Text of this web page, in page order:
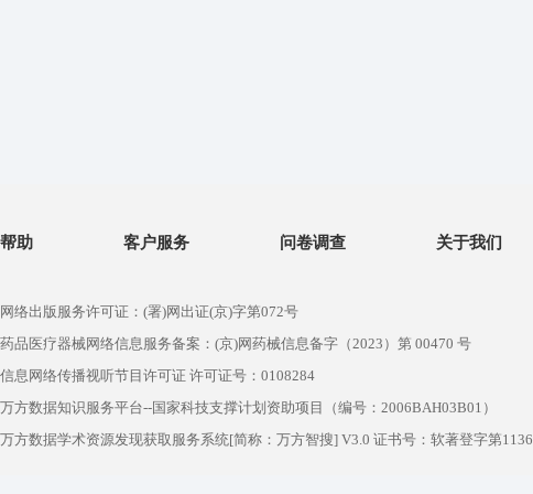
帮助 客户服务 问卷调查 关于我们
网络出版服务许可证：(署)网出证(京)字第072号
药品医疗器械网络信息服务备案：(京)网药械信息备字（2023）第 00470 号
信息网络传播视听节目许可证 许可证号：0108284
万方数据知识服务平台--国家科技支撑计划资助项目（编号：2006BAH03B01）
万方数据学术资源发现获取服务系统[简称：万方智搜] V3.0 证书号：软著登字第